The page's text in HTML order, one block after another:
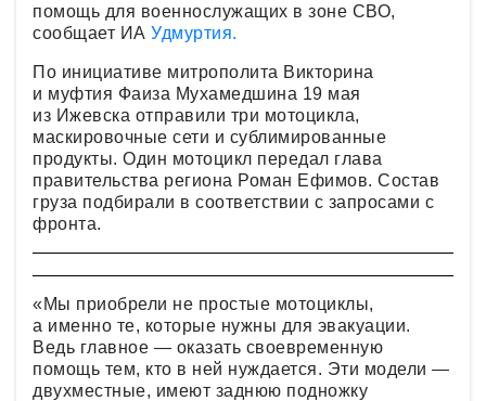
помощь для военнослужащих в зоне СВО,
сообщает ИА Удмуртия.
По инициативе митрополита Викторина
и муфтия Фаиза Мухамедшина 19 мая
из Ижевска отправили три мотоцикла,
маскировочные сети и сублимированные
продукты. Один мотоцикл передал глава
правительства региона Роман Ефимов. Состав
груза подбирали в соответствии с запросами с
фронта.
«Мы приобрели не простые мотоциклы,
а именно те, которые нужны для эвакуации.
Ведь главное — оказать своевременную
помощь тем, кто в ней нуждается. Эти модели —
двухместные, имеют заднюю подножку